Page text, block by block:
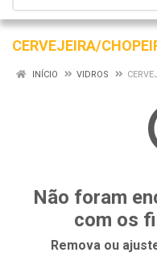
CERVEJEIRA/
INÍCIO VIDROS
Não foram
com os
Remova ou